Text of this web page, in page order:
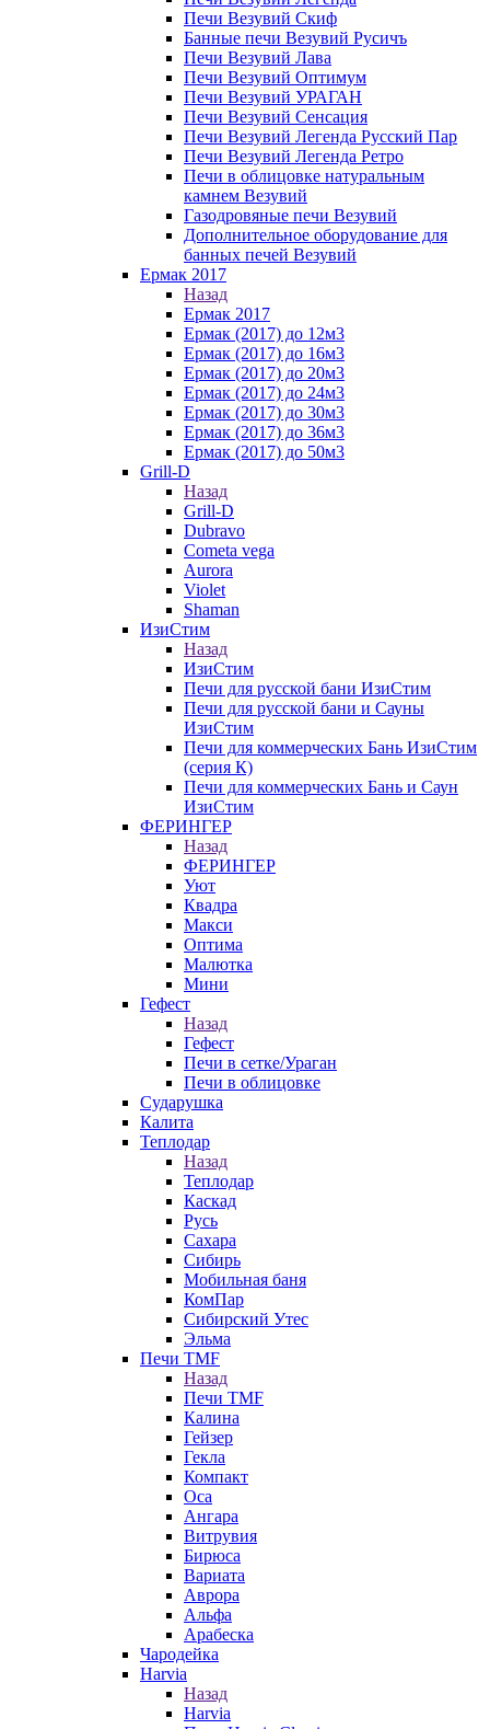
Печи Везувий Скиф
Банные печи Везувий Русичъ
Печи Везувий Лава
Печи Везувий Оптимум
Печи Везувий УРАГАН
Печи Везувий Сенсация
Печи Везувий Легенда Русский Пар
Печи Везувий Легенда Ретро
Печи в облицовке натуральным
камнем Везувий
Газодровяные печи Везувий
Дополнительное оборудование для
банных печей Везувий
Ермак 2017
Назад
Ермак 2017
Ермак (2017) до 12м3
Ермак (2017) до 16м3
Ермак (2017) до 20м3
Ермак (2017) до 24м3
Ермак (2017) до 30м3
Ермак (2017) до 36м3
Ермак (2017) до 50м3
Grill-D
Назад
Grill-D
Dubravo
Cometa vega
Aurora
Violet
Shaman
ИзиСтим
Назад
ИзиСтим
Печи для русской бани ИзиСтим
Печи для русской бани и Сауны
ИзиСтим
Печи для коммерческих Бань ИзиСтим
(серия К)
Печи для коммерческих Бань и Саун
ИзиСтим
ФЕРИНГЕР
Назад
ФЕРИНГЕР
Уют
Квадра
Макси
Оптима
Малютка
Мини
Гефест
Назад
Гефест
Печи в сетке/Ураган
Печи в облицовке
Сударушка
Калита
Теплодар
Назад
Теплодар
Каскад
Русь
Сахара
Сибирь
Мобильная баня
КомПар
Сибирский Утес
Эльма
Печи TMF
Назад
Печи TMF
Калина
Гейзер
Гекла
Компакт
Оса
Ангара
Витрувия
Бирюса
Вариата
Аврора
Альфа
Арабеска
Чародейка
Harvia
Назад
Harvia